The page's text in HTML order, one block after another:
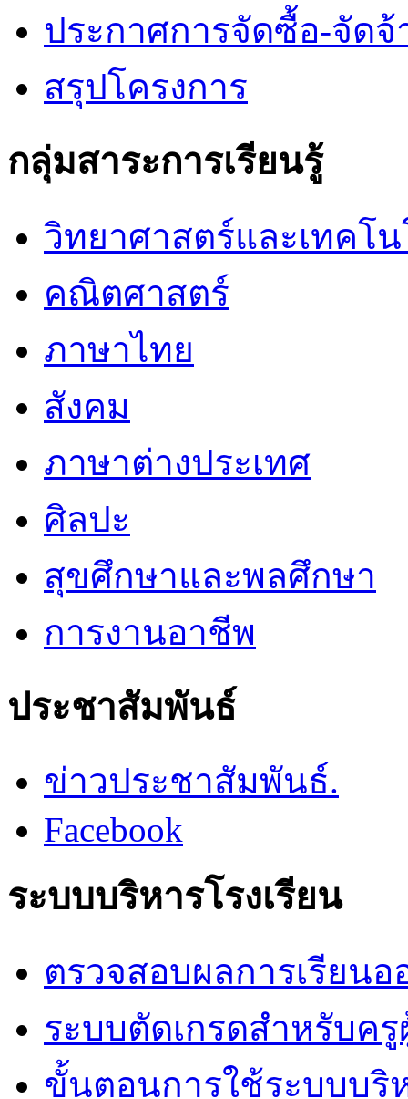
ประกาศการจัดซื้อ-จัดจ้
สรุปโครงการ
กลุ่มสาระการเรียนรู้
วิทยาศาสตร์และเทคโ
คณิตศาสตร์
ภาษาไทย
สังคม
ภาษาต่างประเทศ
ศิลปะ
สุขศึกษาและพลศึกษา
การงานอาชีพ
ประชาสัมพันธ์
ข่าวประชาสัมพันธ์.
Facebook
ระบบบริหารโรงเรียน
ตรวจสอบผลการเรียน
ระบบตัดเกรดสำหรับค
ขั้นตอนการใช้ระบบบริ